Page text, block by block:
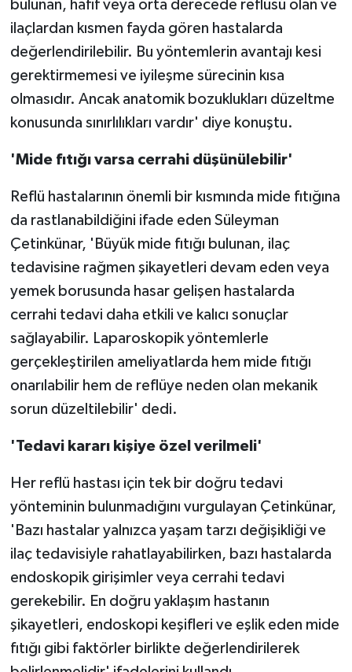
bulunan, hafif veya orta derecede reflüsü olan ve
ilaçlardan kısmen fayda gören hastalarda
değerlendirilebilir. Bu yöntemlerin avantajı kesi
gerektirmemesi ve iyileşme sürecinin kısa
olmasıdır. Ancak anatomik bozuklukları düzeltme
konusunda sınırlılıkları vardır' diye konuştu.
'Mide fıtığı varsa cerrahi düşünülebilir'
Reflü hastalarının önemli bir kısmında mide fıtığına
da rastlanabildiğini ifade eden Süleyman
Çetinkünar, 'Büyük mide fıtığı bulunan, ilaç
tedavisine rağmen şikayetleri devam eden veya
yemek borusunda hasar gelişen hastalarda
cerrahi tedavi daha etkili ve kalıcı sonuçlar
sağlayabilir. Laparoskopik yöntemlerle
gerçekleştirilen ameliyatlarda hem mide fıtığı
onarılabilir hem de reflüye neden olan mekanik
sorun düzeltilebilir' dedi.
'Tedavi kararı kişiye özel verilmeli'
Her reflü hastası için tek bir doğru tedavi
yönteminin bulunmadığını vurgulayan Çetinkünar,
'Bazı hastalar yalnızca yaşam tarzı değişikliği ve
ilaç tedavisiyle rahatlayabilirken, bazı hastalarda
endoskopik girişimler veya cerrahi tedavi
gerekebilir. En doğru yaklaşım hastanın
şikayetleri, endoskopi keşifleri ve eşlik eden mide
fıtığı gibi faktörler birlikte değerlendirilerek